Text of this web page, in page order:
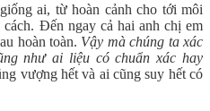
ai, từ hoàn cảnh cho tới môi
Đến ngay cả hai anh chị em
hoàn toàn. Vậy mà chúng ta xác
như ai liệu có chuẩn xác hay
vượng hết và ai cũng suy hết có